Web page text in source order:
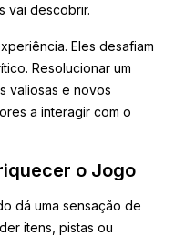
vai descobrir.
Eles desafiam
Resolucionar um
valiosas e novos
a interagir com o
o Jogo
dá uma sensação de
itens, pistas ou